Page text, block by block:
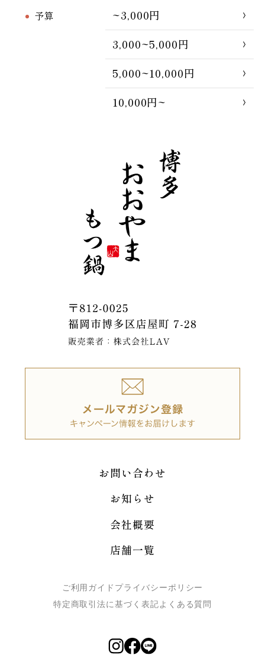
予算
~3,000円
3,000~5,000円
5,000~10,000円
10,000円~
お問い合わせ
お知らせ
会社概要
店舗一覧
ご利用ガイド プライバシーポリシー
特定商取引法に基づく表記よくある質問